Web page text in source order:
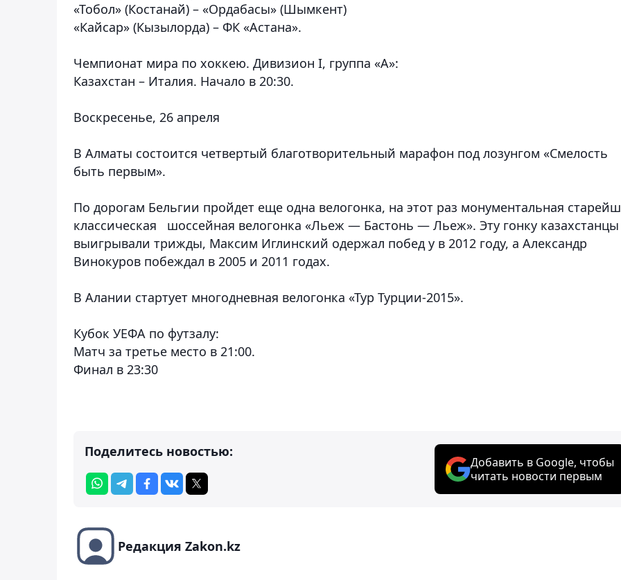
«Тобол» (Костанай) – «Ордабасы» (Шымкент)
«Кайсар» (Кызылорда) – ФК «Астана».
Чемпионат мира по хоккею. Дивизион I, группа «А»:
Казахстан – Италия. Начало в 20:30.
Воскресенье, 26 апреля
В Алматы состоится четвертый благотворительный марафон под лозунгом «Смелость
быть первым».
По дорогам Бельгии пройдет еще одна велогонка, на этот раз монументальная
классическая шоссейная велогонка «Льеж — Бастонь — Льеж». Эту гонку казахстанцы
выигрывали трижды, Максим Иглинский одержал побед у в 2012 году, а Александр
Винокуров побеждал в 2005 и 2011 годах.
В Алании стартует многодневная велогонка «Тур Турции-2015».
Кубок УЕФА по футзалу:
Матч за третье место в 21:00.
Финал в 23:30
Поделитесь новостью:
Добавить в Google, чтобы
читать новости первым
Редакция Zakon.kz